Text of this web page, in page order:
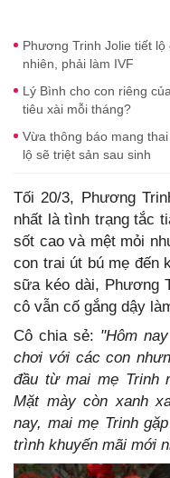
Phương Trinh Jolie tiết
nhiên, phải làm IVF
Lý Bình cho con riêng
tiêu xài mỗi tháng?
Vừa thông báo mang
lộ sẽ triệt sản sau sinh
Tối 20/3, Phương
nhất là tình trạng tắc
sốt cao và mệt mỏi
con trai út bú mẹ đến
sữa kéo dài, Phương
cô vẫn cố gắng dậy
Cô chia sẻ: "Hôm
chơi với các con
đầu từ mai mẹ Trinh
Mặt mày còn xanh
nay, mai mẹ Trinh
trình khuyến mãi mới